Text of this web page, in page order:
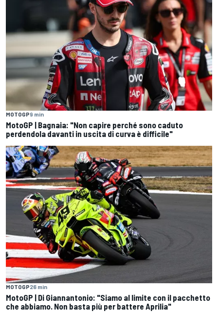
MOTOGP9 min
MotoGP | Bagnaia: "Non capire perché sono caduto
perdendola davanti in uscita di curva è difficile"
MOTOGP26 min
MotoGP | Di Giannantonio: "Siamo al limite con il pacchetto
che abbiamo. Non basta più per battere Aprilia"